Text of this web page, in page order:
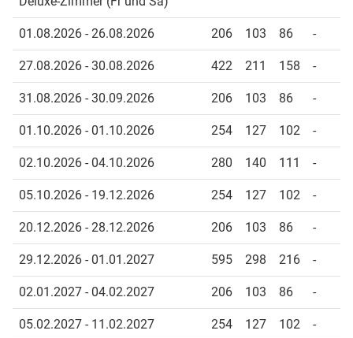
01.08.2026 - 26.08.2026 206 103 86 -
27.08.2026 - 30.08.2026 422 211 158 -
31.08.2026 - 30.09.2026 206 103 86 -
01.10.2026 - 01.10.2026 254 127 102 -
02.10.2026 - 04.10.2026 280 140 111 -
05.10.2026 - 19.12.2026 254 127 102 -
20.12.2026 - 28.12.2026 206 103 86 -
29.12.2026 - 01.01.2027 595 298 216 -
02.01.2027 - 04.02.2027 206 103 86 -
05.02.2027 - 11.02.2027 254 127 102 -